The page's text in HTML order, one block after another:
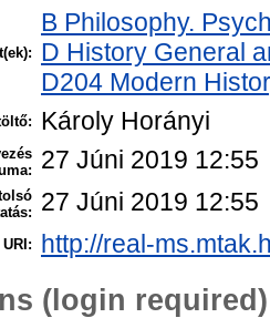
B Philosophy.
D History General
D204 Modern
Károly Horányi
27 Júni 2019 12:55
27 Júni 2019 12:55
URI: http://real-
(login required)